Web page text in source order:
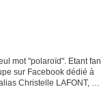
mot "polaroïd". Etant fan
sur Facebook dédié à
Christelle LAFONT, je